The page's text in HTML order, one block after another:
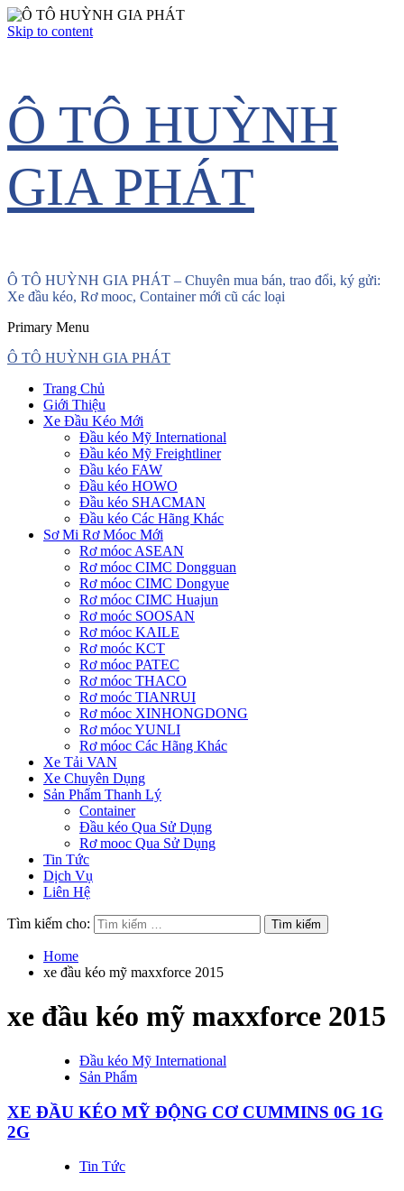
Skip to content
Ô TÔ HUỲNH
GIA PHÁT
Ô TÔ HUỲNH GIA PHÁT – Chuyên mua bán, trao đổi, ký gửi:
Xe đầu kéo, Rơ mooc, Container mới cũ các loại
Primary Menu
Ô TÔ HUỲNH GIA PHÁT
Trang Chủ
Giới Thiệu
Xe Đầu Kéo Mới
Đầu kéo Mỹ International
Đầu kéo Mỹ Freightliner
Đầu kéo FAW
Đầu kéo HOWO
Đầu kéo SHACMAN
Đầu kéo Các Hãng Khác
Sơ Mi Rơ Móoc Mới
Rơ móoc ASEAN
Rơ móoc CIMC Dongguan
Rơ móoc CIMC Dongyue
Rơ móoc CIMC Huajun
Rơ moóc SOOSAN
Rơ móoc KAILE
Rơ moóc KCT
Rơ móoc PATEC
Rơ móoc THACO
Rơ moóc TIANRUI
Rơ móoc XINHONGDONG
Rơ móoc YUNLI
Rơ móoc Các Hãng Khác
Xe Tải VAN
Xe Chuyên Dụng
Sản Phẩm Thanh Lý
Container
Đầu kéo Qua Sử Dụng
Rơ mooc Qua Sử Dụng
Tin Tức
Dịch Vụ
Liên Hệ
Tìm kiếm cho:
Home
xe đầu kéo mỹ maxxforce 2015
xe đầu kéo mỹ maxxforce 2015
Đầu kéo Mỹ International
Sản Phẩm
XE ĐẦU KÉO MỸ ĐỘNG CƠ CUMMINS 0G 1G
2G
Tin Tức